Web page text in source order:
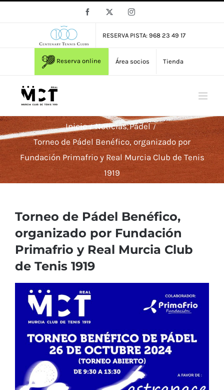
Facebook Instagram
RESERVA PISTA: 968 23 49 17
Reserva online Área socios Tienda
Inicio Noticias Pádel
Torneo de Pádel Benéfico, organizado por
Fundación Primafrio y Real Murcia Club de Tenis
1919
Torneo de Pádel Benéfico,
organizado por Fundación
Primafrio y Real Murcia Club
de Tenis 1919
imagen
grande